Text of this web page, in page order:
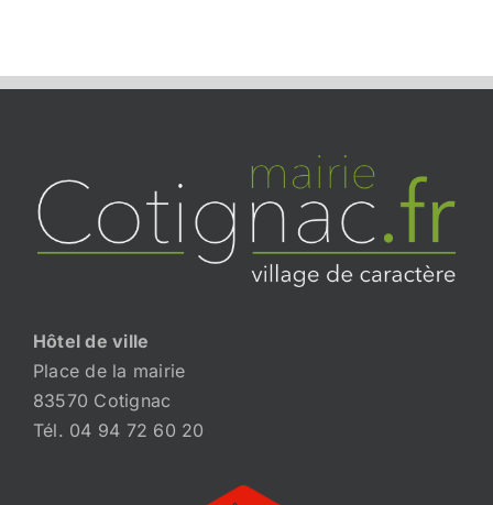
Hôtel de ville
Place de la mairie
83570 Cotignac
Tél. 04 94 72 60 20